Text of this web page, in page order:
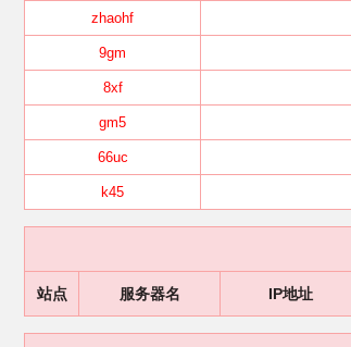
zhaohf
9gm
8xf
gm5
66uc
k45
站点 服务器名 IP地址